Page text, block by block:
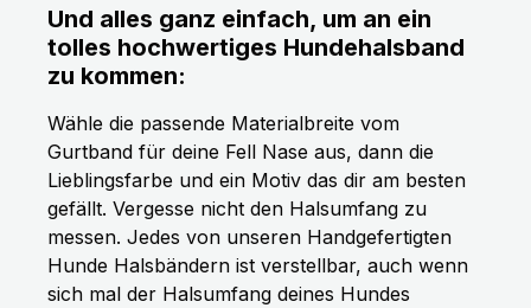
Und alles ganz einfach, um an ein
tolles hochwertiges Hundehalsband
zu kommen:
Wähle die passende Materialbreite vom
Gurtband für deine Fell Nase aus, dann die
Lieblingsfarbe und ein Motiv das dir am besten
gefällt. Vergesse nicht den Halsumfang zu
messen. Jedes von unseren Handgefertigten
Hunde Halsbändern ist verstellbar, auch wenn
sich mal der Halsumfang deines Hundes